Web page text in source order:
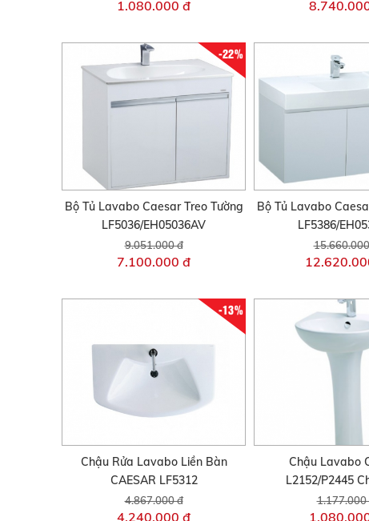
1.080.000 đ
-22%
Bộ Tủ Lavabo Caesar Treo Tường
LF5036/EH05036AV
9.051.000 đ
7.100.000 đ
Bộ Tủ Lavabo
LF5386/
-13%
Chậu Rửa Lavabo Liền Bàn
CAESAR LF5312
4.867.000 đ
4.240.000 đ
Chậu Lavabo
L2152/P2445
1.177.000